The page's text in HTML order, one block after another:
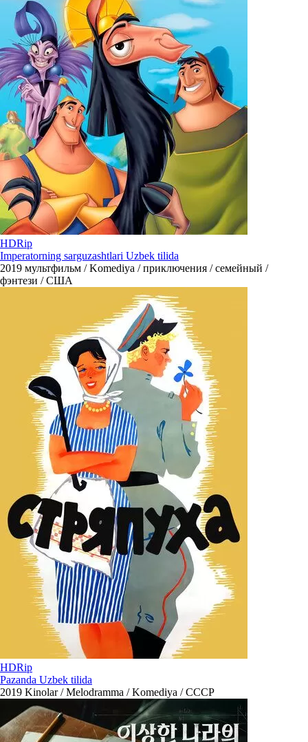
HDRip
Imperatorning sarguzashtlari Uzbek tilida
2019 мультфильм / Komediya / приключения / семейный /
фэнтези / США
HDRip
Pazanda Uzbek tilida
2019 Kinolar / Melodramma / Komediya / СССР